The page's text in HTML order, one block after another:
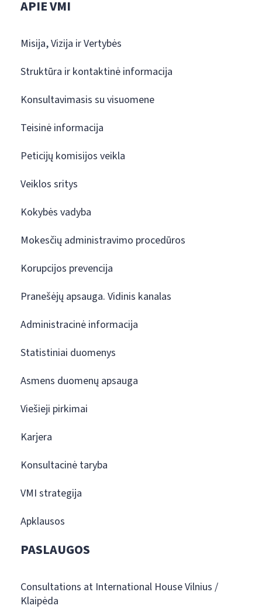
APIE VMI
Misija, Vizija ir Vertybės
Struktūra ir kontaktinė informacija
Konsultavimasis su visuomene
Teisinė informacija
Peticijų komisijos veikla
Veiklos sritys
Kokybės vadyba
Mokesčių administravimo procedūros
Korupcijos prevencija
Pranešėjų apsauga. Vidinis kanalas
Administracinė informacija
Statistiniai duomenys
Asmens duomenų apsauga
Viešieji pirkimai
Karjera
Konsultacinė taryba
VMI strategija
Apklausos
PASLAUGOS
Consultations at International House Vilnius /
Klaipėda